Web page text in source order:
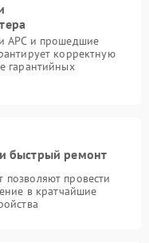
APC и прошедшие
корректную
гарантийных
быстрый ремонт
провести
в кратчайшие